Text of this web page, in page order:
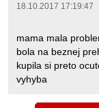
18.10.2017 17:19:47
mama mala
bola na beznej
kupila si preto
vyhyba